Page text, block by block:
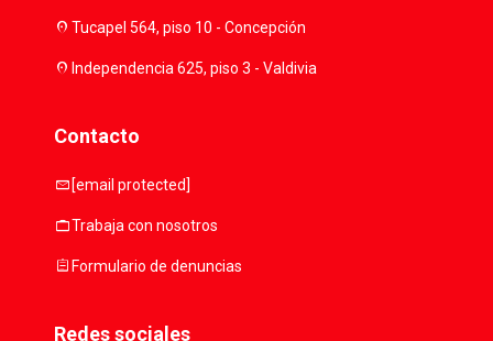
location_onTucapel 564, piso 10 - Concepción
location_onIndependencia 625, piso 3 - Valdivia
Contacto
mail [email protected]
workTrabaja con nosotros
assignmentFormulario de denuncias
Redes sociales